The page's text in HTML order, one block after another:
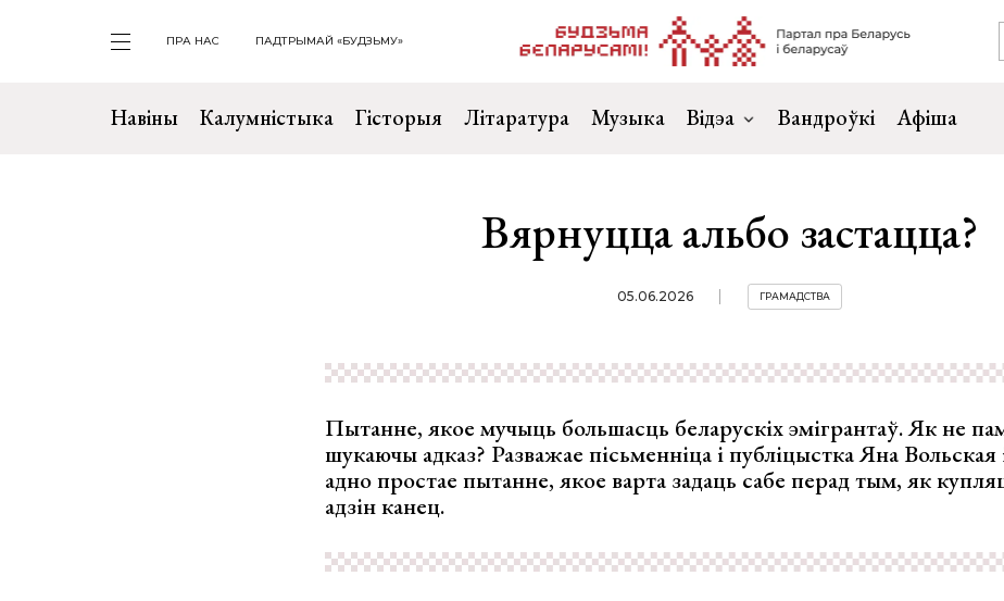
ПРА НАС ПАДТРЫМАЙ «БУДЗЬМУ»
Навіны Калумністыка Гісторыя Літаратура Музыка Відэа Вандроўкі Афіша
Вярнуцца альбо застацца?
05.06.2026 ГРАМАДСТВА
Пытанне, якое мучыць большасць беларускіх эмігрантаў. Як не
шукаючы адказ? Разважае пісьменніца і публіцыстка Яна Вольская
адно простае пытанне, якое варта задаць сабе перад тым, як
адзін канец.